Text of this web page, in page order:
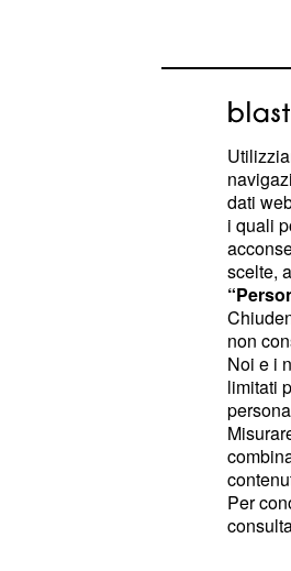
10°
Nel lavoro
dovete
vostra
9° Gemelli:
riguarda il
impiego, o
dati
i quali
scelte,
non
Noi e i
limitati
Per